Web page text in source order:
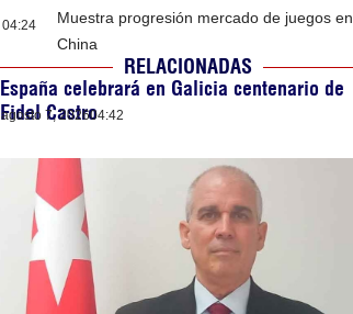
04:24
Muestra progresión mercado de juegos en
China
RELACIONADAS
España celebrará en Galicia centenario de
Fidel Castro
agosto 7, 202604:42